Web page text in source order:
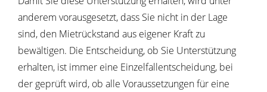
anderem vorausgesetzt, dass Sie nicht in der Lage
sind, den Mietrückstand aus eigener Kraft zu
bewältigen. Die Entscheidung, ob Sie Unterstützung
erhalten, ist immer eine Einzelfallentscheidung, bei
der geprüft wird, ob alle Voraussetzungen für eine